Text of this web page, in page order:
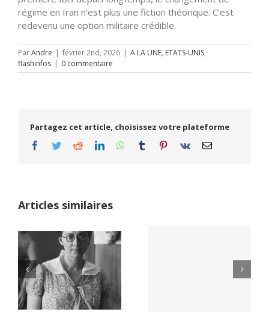
régime en Iran n’est plus une fiction théorique. C’est
redevenu une option militaire crédible.
ParAndre | février 2nd, 2026 | A LA UNE, ETATS-UNIS,
flashinfos | 0 commentaire
Partagez cet article, choisissez votre plateforme
Facebook
TwitterRedditLinkedInWhatsApp
Tumblr Pinterest
Vk Email
Articles similaires
Netflix Field of
Dreams (1989)
Yaïr Golan : une